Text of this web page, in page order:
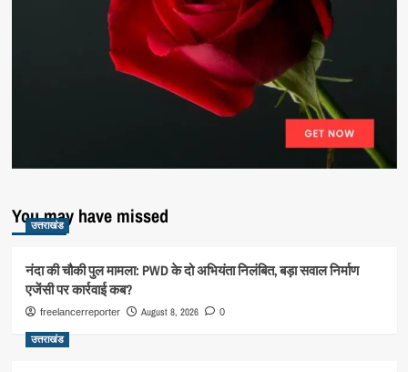
You may have missed
उत्तराखंड
नंदा की चौकी पुल मामला: PWD के दो अभियंता निलंबित, बड़ा सवाल निर्माण
एजेंसी पर कार्रवाई कब?
freelancerreporter August 8, 2026 0
उत्तराखंड